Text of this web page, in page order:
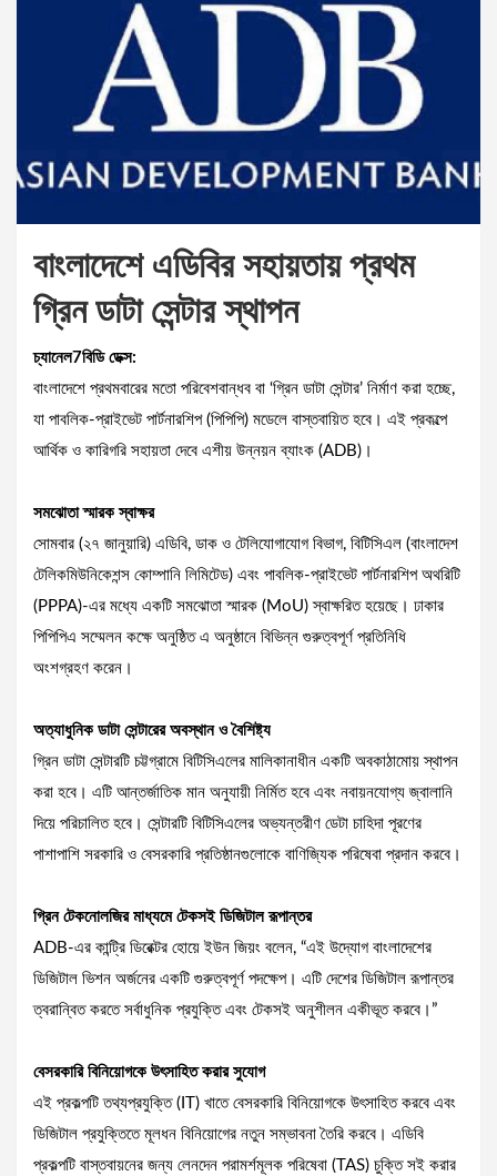
বাংলাদেশে এডিবির সহায়তায় প্রথম
গ্রিন ডাটা সেন্টার স্থাপন
চ্যানেল7বিডি ডেক্স:
বাংলাদেশে প্রথমবারের মতো পরিবেশবান্ধব বা ‘গ্রিন ডাটা সেন্টার’ নির্মাণ করা হচ্ছে,
যা পাবলিক-প্রাইভেট পার্টনারশিপ (পিপিপি) মডেলে বাস্তবায়িত হবে। এই প্রকল্পে
আর্থিক ও কারিগরি সহায়তা দেবে এশীয় উন্নয়ন ব্যাংক (ADB)।
সমঝোতা স্মারক স্বাক্ষর
সোমবার (২৭ জানুয়ারি) এডিবি, ডাক ও টেলিযোগাযোগ বিভাগ, বিটিসিএল (বাংলাদেশ
টেলিকমিউনিকেশন্স কোম্পানি লিমিটেড) এবং পাবলিক-প্রাইভেট পার্টনারশিপ অথরিটি
(PPPA)-এর মধ্যে একটি সমঝোতা স্মারক (MoU) স্বাক্ষরিত হয়েছে। ঢাকার
পিপিপিএ সম্মেলন কক্ষে অনুষ্ঠিত এ অনুষ্ঠানে বিভিন্ন গুরুত্বপূর্ণ প্রতিনিধি
অংশগ্রহণ করেন।
অত্যাধুনিক ডাটা সেন্টারের অবস্থান ও বৈশিষ্ট্য
গ্রিন ডাটা সেন্টারটি চট্টগ্রামে বিটিসিএলের মালিকানাধীন একটি অবকাঠামোয় স্থাপন
করা হবে। এটি আন্তর্জাতিক মান অনুযায়ী নির্মিত হবে এবং নবায়নযোগ্য জ্বালানি
দিয়ে পরিচালিত হবে। সেন্টারটি বিটিসিএলের অভ্যন্তরীণ ডেটা চাহিদা পূরণের
পাশাপাশি সরকারি ও বেসরকারি প্রতিষ্ঠানগুলোকে বাণিজ্যিক পরিষেবা প্রদান করবে।
গ্রিন টেকনোলজির মাধ্যমে টেকসই ডিজিটাল রূপান্তর
ADB-এর কান্ট্রি ডিরেক্টর হোয়ে ইউন জিয়ং বলেন, “এই উদ্যোগ বাংলাদেশের
ডিজিটাল ভিশন অর্জনের একটি গুরুত্বপূর্ণ পদক্ষেপ। এটি দেশের ডিজিটাল রূপান্তর
ত্বরান্বিত করতে সর্বাধুনিক প্রযুক্তি এবং টেকসই অনুশীলন একীভূত করবে।”
বেসরকারি বিনিয়োগকে উৎসাহিত করার সুযোগ
এই প্রকল্পটি তথ্যপ্রযুক্তি (IT) খাতে বেসরকারি বিনিয়োগকে উৎসাহিত করবে এবং
ডিজিটাল প্রযুক্তিতে মূলধন বিনিয়োগের নতুন সম্ভাবনা তৈরি করবে। এডিবি
প্রকল্পটি বাস্তবায়নের জন্য লেনদেন পরামর্শমূলক পরিষেবা (TAS) চুক্তি সই করার